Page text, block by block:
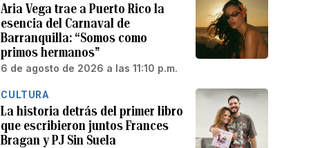
Aria Vega trae a Puerto Rico la
esencia del Carnaval de
Barranquilla: “Somos como
primos hermanos”
6 de agosto de 2026 a las 11:10 p.m.
CULTURA
La historia detrás del primer libro
que escribieron juntos Frances
Bragan y PJ Sin Suela